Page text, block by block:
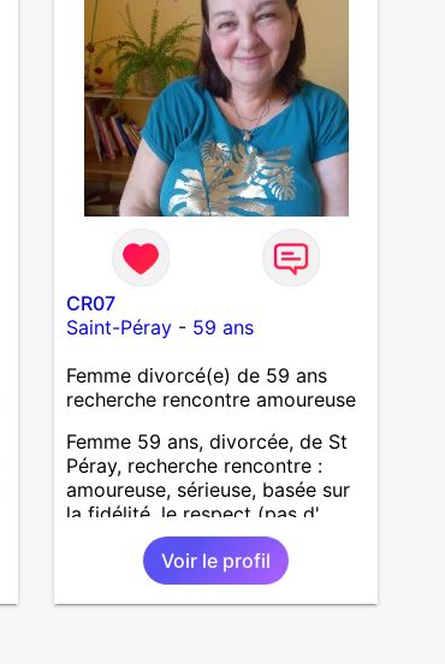
CR07
Saint-Péray - 59 ans
Femme divorcé(e) de 59 ans
recherche rencontre amoureuse
Femme 59 ans, divorcée, de St
Péray, recherche rencontre :
amoureuse, sérieuse, basée sur
la fidélité, le respect (pas d'
aventure d'un soir). Rien ne vaut
une rencontre après quelques
échanges par messages pour
savoir si il y a un feeling entre
Voir le profil